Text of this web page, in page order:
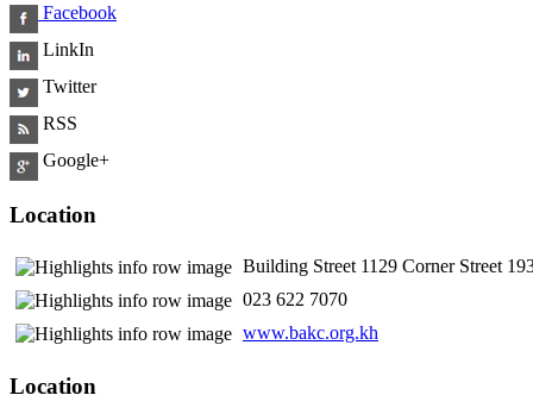
Facebook
LinkIn
Twitter
RSS
Google+
Location
Building Street 1129 Corner Street
​ 023 622 7070
www.bakc.org.kh
Location